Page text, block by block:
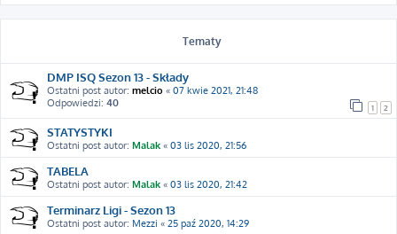
Tematy
DMP ISQ Sezon 13 - Składy
Ostatni post autor: melcio « 07 kwie 2021, 21:48
Odpowiedzi: 40 1 2
STATYSTYKI
Ostatni post autor: Malak « 03 lis 2020, 21:56
TABELA
Ostatni post autor: Malak « 03 lis 2020, 21:42
Terminarz Ligi - Sezon 13
Ostatni post autor: Mezzi « 25 paź 2020, 14:29